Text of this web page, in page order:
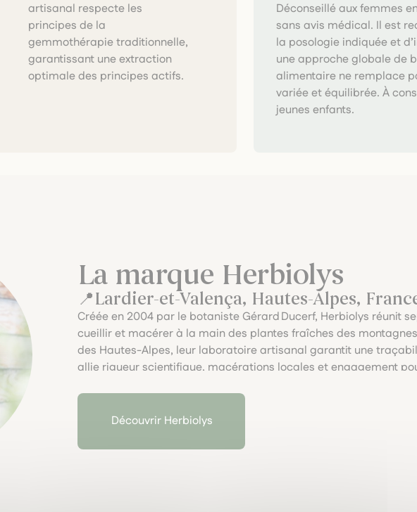
optimale des principes actifs.
Déconseillé aux femmes
sans avis médical. Il est
la posologie indiquée et
une approche globale de
alimentaire ne remplace
variée et équilibrée. À
jeunes enfants.
La marque Herbiolys
Lardier-et-Valença, Hautes-Alpes,
Créée en 2004 par le botaniste Gérard Ducerf, Herbiolys réunit
cueillir et macérer à la main des plantes fraîches des
des Hautes-Alpes, leur laboratoire artisanal garantit une
allie rigueur scientifique, macérations locales et engagement
Découvrir Herbiolys